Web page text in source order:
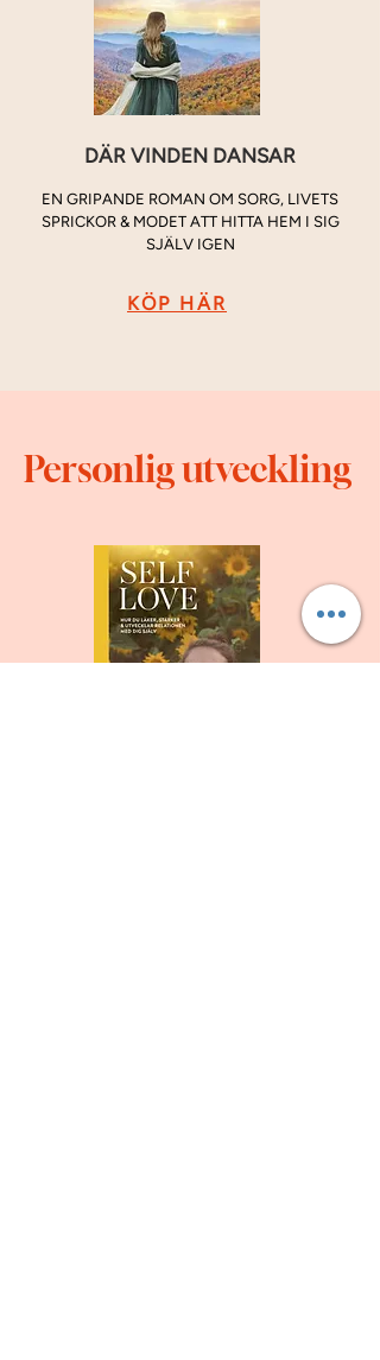
DÄR VINDEN DANSAR
EN GRIPANDE ROMAN OM SORG, LIVETS
SPRICKOR & MODET ATT HITTA HEM I SIG
SJÄLV IGEN
KÖP HÄR
Personlig utveckling